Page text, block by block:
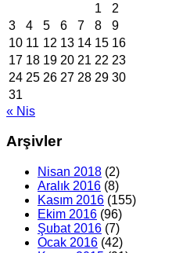
1
2
3
4 5 6 7 8
9
10 11 12 13 14 15 16
17 18 19 20 21 22 23
24 25 26 27 28 29 30
31
« Nis
Arşivler
Nisan 2018 (2)
Aralık 2016 (8)
Kasım 2016 (155)
Ekim 2016 (96)
Şubat 2016 (7)
Ocak 2016 (42)